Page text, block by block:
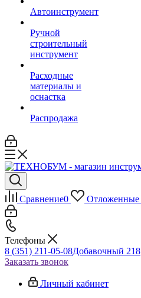
Автоинструмент
Ручной
строительный
инструмент
Расходные
материалы и
оснастка
Распродажа
Сравнение0 Отложенные
Телефоны
8 (351) 211-05-08Добавочный 218
Заказать звонок
Личный кабинет